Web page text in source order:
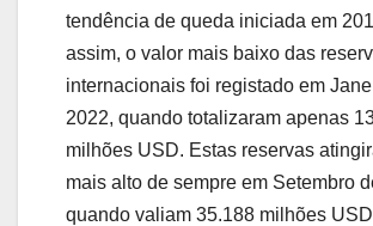
tendência de queda iniciada em
assim, o valor mais baixo das
internacionais foi registado em
2022, quando totalizaram apenas
milhões USD. Estas reservas
mais alto de sempre em Setembro
quando valiam 35.188 milhões